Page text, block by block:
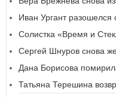
Иван Ургант разошелся
Солистка «Время и
Сергей Шнуров снова
Дана Борисова
Татьяна Терешина